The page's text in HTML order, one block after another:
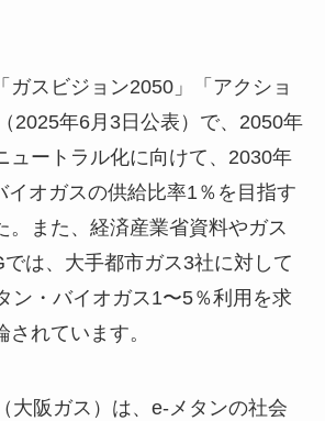
ガスビジョン2050」「アクショ
2025年6月3日公表）で、2050年
ュートラル化に向けて、2030年
イオガスの供給比率1％を目指す
。また、経済産業省資料やガス
は、大手都市ガス3社に対して
ン・バイオガス1〜5％利用を求
れています。
大阪ガス）は、e-メタンの社会